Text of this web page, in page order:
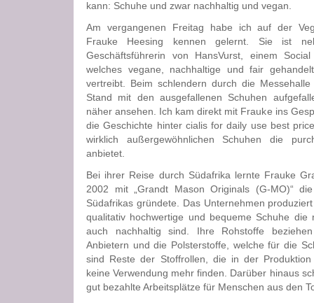
kann: Schuhe und zwar nachhaltig und vegan.
Am vergangenen Freitag habe ich auf der
Frauke Heesing kennen gelernt. Sie ist
Geschäftsführerin von HansVurst, einem
welches vegane, nachhaltige und fair
vertreibt. Beim schlendern durch die
Stand mit den ausgefallenen Schuhen
näher ansehen. Ich kam direkt mit Frauke ins
die Geschichte hinter cialis for daily use best
wirklich außergewöhnlichen Schuhen die
anbietet.
Bei ihrer Reise durch Südafrika lernte Frauke
2002 mit „Grandt Mason Originals (G-MO)“
Südafrikas gründete. Das Unternehmen
qualitativ hochwertige und bequeme Schuhe die
auch nachhaltig sind. Ihre Rohstoffe
Anbietern und die Polsterstoffe, welche für die
sind Reste der Stoffrollen, die in der
keine Verwendung mehr finden. Darüber hinaus
gut bezahlte Arbeitsplätze für Menschen aus den